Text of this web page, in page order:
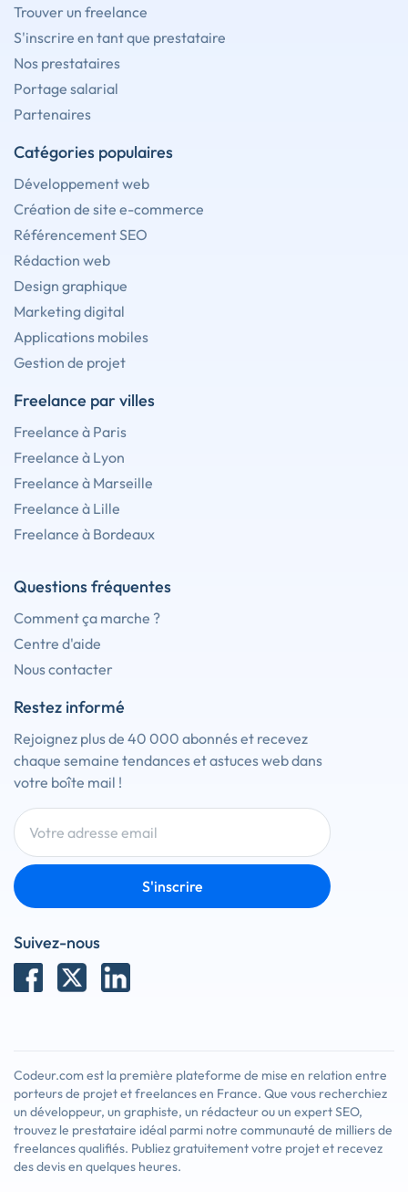
Trouver un freelance
S'inscrire en tant que prestataire
Nos prestataires
Portage salarial
Partenaires
Catégories populaires
Développement web
Création de site e-commerce
Référencement SEO
Rédaction web
Design graphique
Marketing digital
Applications mobiles
Gestion de projet
Freelance par villes
Freelance à Paris
Freelance à Lyon
Freelance à Marseille
Freelance à Lille
Freelance à Bordeaux
Questions fréquentes
Comment ça marche ?
Centre d'aide
Nous contacter
Restez informé
Rejoignez plus de 40 000 abonnés et recevez
chaque semaine tendances et astuces web dans
votre boîte mail !
S'inscrire
Suivez-nous
Codeur.com est la première plateforme de mise en relation entre
porteurs de projet et freelances en France. Que vous recherchiez
un développeur, un graphiste, un rédacteur ou un expert SEO,
trouvez le prestataire idéal parmi notre communauté de milliers de
freelances qualifiés. Publiez gratuitement votre projet et recevez
des devis en quelques heures.